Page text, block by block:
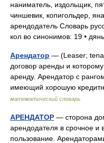
наниматель, издольщик,
чиншевик, копигольдер,
арендодатель Словарь
кол во синонимов: 19 •
Арендатор — (Leaser;
договор аренды и
аренду. Арендатор с
имеющий хорошую
математический словарь
АРЕНДАТОР — сторона
арендодателя в срочное и
пользование.